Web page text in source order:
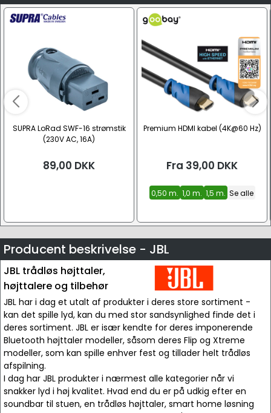
SUPRA LoRad SWF-16 strømstik
(230V AC, 16A)
89,00 DKK
Premium HDMI kabel (4K@60 Hz)
Fra 39,00 DKK
0,50 m. 1,0 m. 1,5 m. Se alle
Producent beskrivelse - JBL
JBL trådløs højttaler,
højttalere og tilbehør
JBL har i dag et utalt af produkter i deres store sortiment -
kan det spille lyd, kan du med stor sandsynlighed finde det i
deres sortiment. JBL er især kendte for deres imponerende
Bluetooth højttaler modeller, såsom deres Flip og Xtreme
modeller, som kan spille enhver fest og tillader helt trådløs
afspilning.
I dag har JBL produkter i nærmest alle kategorier når vi
snakker lyd i høj kvalitet. Hvad end du er på udkig efter en
soundbar til stuen, en trådløs højttaler, smart home løsning